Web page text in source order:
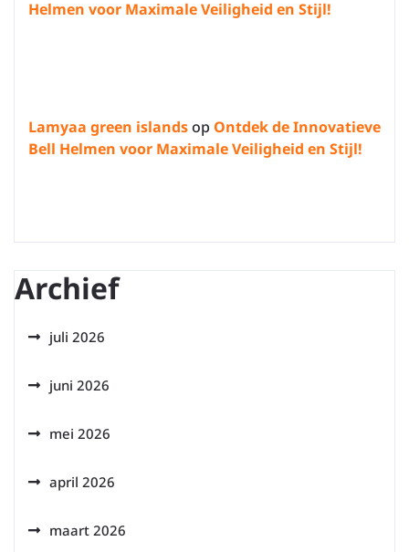
Helmen voor Maximale Veiligheid en Stijl!
Lamyaa green islandsop Ontdek de Innovatieve
Bell Helmen voor Maximale Veiligheid en Stijl!
Archief
juli 2026
juni 2026
mei 2026
april 2026
maart 2026